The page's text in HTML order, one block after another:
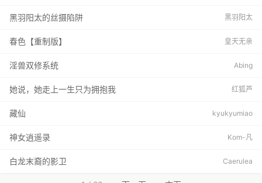
黑羽阳太的丝摄陷阱 黑羽阳太
春色【重制版】 皇天无亲
淫兽双修系统 Abing
她说，她走上一生只为拥抱我 红狐芦
藏仙 kyukyumiao
神女逍遥录 Kom-凡
白龙末裔的影卫 Caerulea